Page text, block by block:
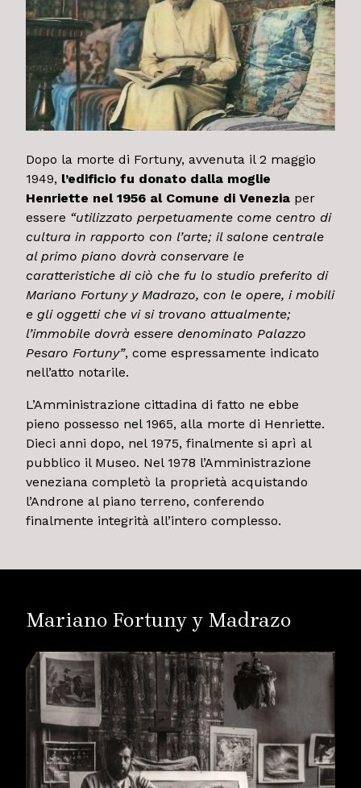
Dopo la morte di Fortuny, avvenuta il 2 maggio
1949, l’edificio fu donato dalla moglie
Henriette nel 1956 al Comune di Venezia per
essere “utilizzato perpetuamente come centro di
cultura in rapporto con l’arte; il salone centrale
al primo piano dovrà conservare le
caratteristiche di ciò che fu lo studio preferito di
Mariano Fortuny y Madrazo, con le opere, i mobili
e gli oggetti che vi si trovano attualmente;
l’immobile dovrà essere denominato Palazzo
Pesaro Fortuny”, come espressamente indicato
nell’atto notarile.
L’Amministrazione cittadina di fatto ne ebbe
pieno possesso nel 1965, alla morte di Henriette.
Dieci anni dopo, nel 1975, finalmente si aprì al
pubblico il Museo. Nel 1978 l’Amministrazione
veneziana completò la proprietà acquistando
l’Androne al piano terreno, conferendo
finalmente integrità all’intero complesso.
Mariano Fortuny y Madrazo